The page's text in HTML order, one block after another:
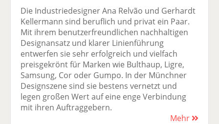
Die Industriedesigner Ana Relvão und Gerhardt
Kellermann sind beruflich und privat ein Paar.
Mit ihrem benutzerfreundlichen nachhaltigen
Designansatz und klarer Linienführung
entwerfen sie sehr erfolgreich und vielfach
preisgekrönt für Marken wie Bulthaup, Ligre,
Samsung, Cor oder Gumpo. In der Münchner
Designszene sind sie bestens vernetzt und
legen großen Wert auf eine enge Verbindung
mit ihren Auftraggebern.
Mehr